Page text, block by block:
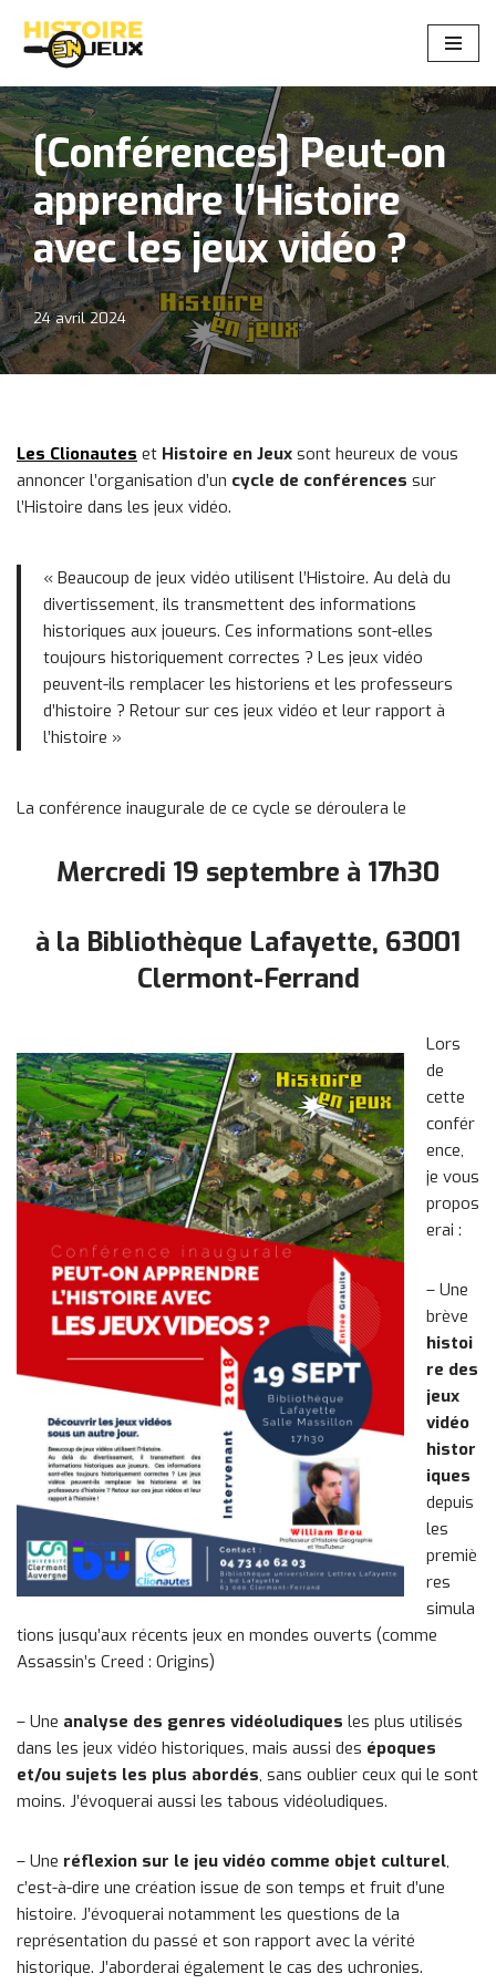
Aller
au
contenu
[Conférences] Peut-on
apprendre l’Histoire
avec les jeux vidéo ?
24 avril 2024
Les Clionautes et Histoire en Jeux sont heureux de vous
annoncer l’organisation d’un cycle de conférences sur
l’Histoire dans les jeux vidéo.
« Beaucoup de jeux vidéo utilisent l’Histoire. Au delà du
divertissement, ils transmettent des informations
historiques aux joueurs. Ces informations sont-elles
toujours historiquement correctes ? Les jeux vidéo
peuvent-ils remplacer les historiens et les professeurs
d’histoire ? Retour sur ces jeux vidéo et leur rapport à
l’histoire »
La conférence inaugurale de ce cycle se déroulera le
Mercredi 19 septembre à 17h30
à la Bibliothèque Lafayette, 63001
Clermont-Ferrand
Lors
de
cette
confér
ence,
je vous
propos
erai :
– Une
brève
histoi
re des
jeux
vidéo
histor
iques
depuis
les
premiè
res
simula
tions jusqu’aux récents jeux en mondes ouverts (comme
Assassin’s Creed : Origins)
– Une analyse des genres vidéoludiques les plus utilisés
dans les jeux vidéo historiques, mais aussi des époques
et/ou sujets les plus abordés, sans oublier ceux qui le sont
moins. J’évoquerai aussi les tabous vidéoludiques.
– Une réflexion sur le jeu vidéo comme objet culturel,
c’est-à-dire une création issue de son temps et fruit d’une
histoire. J’évoquerai notamment les questions de la
représentation du passé et son rapport avec la vérité
historique. J’aborderai également le cas des uchronies.